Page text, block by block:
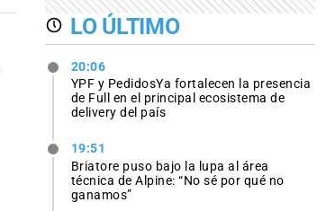
LO ÚLTIMO
20:06
YPF y PedidosYa fortalecen la presencia
de Full en el principal ecosistema de
delivery del país
19:51
Briatore puso bajo la lupa al área
técnica de Alpine: “No sé por qué no
ganamos”